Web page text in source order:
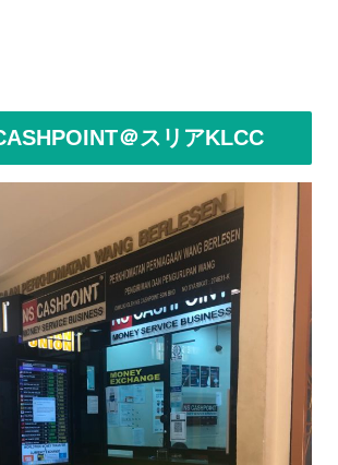
＠スリアKLCC